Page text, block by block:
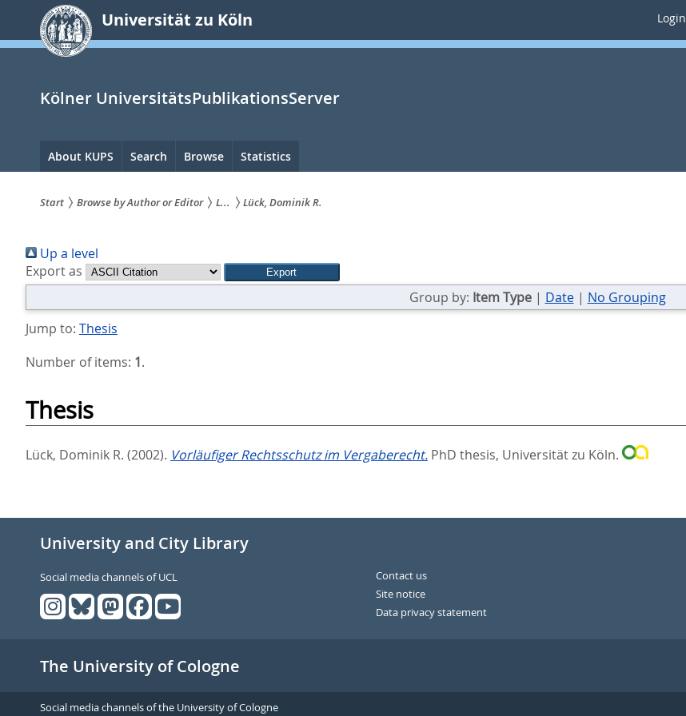
springen
Universität zu Köln Login
Kölner UniversitätsPublikationsServer
Hauptnavigation
About KUPS Search Browse Statistics
sind
hier:
Start Browse by Author or Editor L... Lück, Dominik R.
Up a level
Export as
Group by: Item Type| Date| No Grouping
Jump to: Thesis
Number of items: 1.
Thesis
Lück, Dominik R. (2002). Vorläufiger Rechtsschutz im Vergaberecht. PhD thesis, Universität zu Köln.
University and City Library
Social media channels of UCL
Contact us
Site notice
Data privacy statement
The University of Cologne
Social media channels of the University of Cologne